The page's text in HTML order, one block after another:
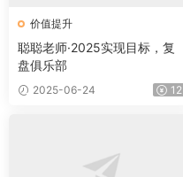
价值提升
聪聪老师·2025实现目标，复
盘俱乐部
2025-06-24 12